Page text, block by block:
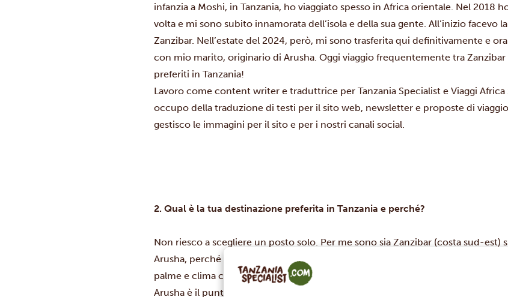
infanzia a Moshi, in Tanzania, ho viaggiato spesso in Africa orientale. Nel 2018
volta e mi sono subito innamorata dell’isola e della sua gente. All’inizio facevo
Zanzibar. Nell’estate del 2024, però, mi sono trasferita qui definitivamente e
con mio marito, originario di Arusha. Oggi viaggio frequentemente tra
preferiti in Tanzania!
Lavoro come content writer e traduttrice per Tanzania Specialist e Viaggi Africa
occupo della traduzione di testi per il sito web, newsletter e proposte di viaggio
gestisco le immagini per il sito e per i nostri canali social.
2. Qual è la tua destinazione preferita in Tanzania e perché?
Non riesco a scegliere un posto solo. Per me sono sia Zanzibar (costa sud-est)
Arusha, perché offrono il meglio di entrambi i mondi: da un lato spiagge
palme e clima caldo, dall’altro aria fresca di montagna e panorami spettacolari.
Arusha è il punto di partenza per i safari nel nord, con splendide cascate e una